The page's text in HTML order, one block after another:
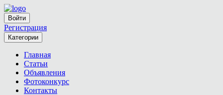
Войти
Регистрация
Категории
Главная
Статьи
Объявления
Фотоконкурс
Контакты